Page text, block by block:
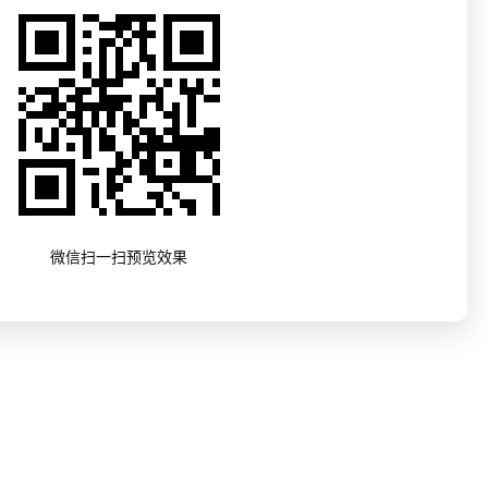
微信扫一扫预览效果